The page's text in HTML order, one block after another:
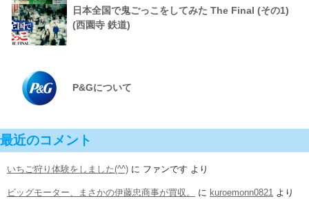
日本全国で鬼ごっこをしてみた The Final (その1)
(西園寺 鉄道)
P&Gについて
最近のコメント
いちご狩り体験をしました(^^) に ファンです より
ビッグモーター、まさかの伊藤忠商事が買収。 に kuroemonn0821 より